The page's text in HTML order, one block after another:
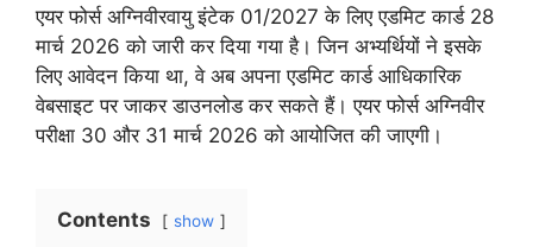
एयर फोर्स अग्निवीरवायु इंटेक 01/2027 के लिए एडमिट कार्ड 28
मार्च 2026 को जारी कर दिया गया है। जिन अभ्यर्थियों ने इसके
लिए आवेदन किया था, वे अब अपना एडमिट कार्ड आधिकारिक
वेबसाइट पर जाकर डाउनलोड कर सकते हैं। एयर फोर्स अग्निवीर
परीक्षा 30 और 31 मार्च 2026 को आयोजित की जाएगी।
Contents show